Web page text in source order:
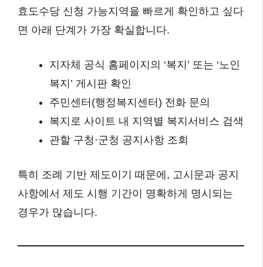
효도수당 신청 가능지역을 빠르게 확인하고 싶다
면 아래 단계가 가장 확실합니다.
지자체 공식 홈페이지의 ‘복지’ 또는 ‘노인
복지’ 게시판 확인
주민센터(행정복지센터) 전화 문의
복지로 사이트 내 지역별 복지서비스 검색
관할 구청·군청 공지사항 조회
특히 조례 기반 제도이기 때문에, 고시문과 공지
사항에서 제도 시행 기간이 명확하게 명시되는
경우가 많습니다.